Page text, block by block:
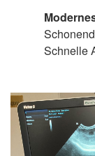
Schonende
Schnelle